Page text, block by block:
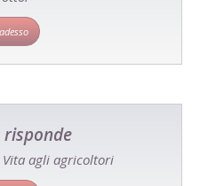
risponde
agli agricoltori